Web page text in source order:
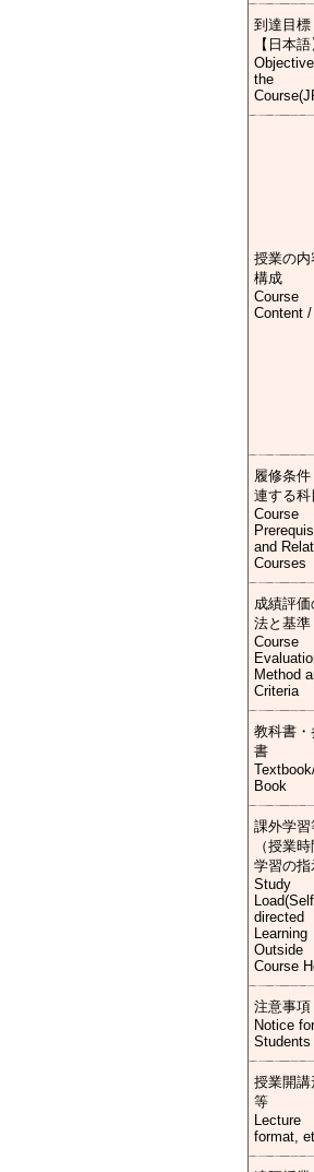
到達目
【日本語
the
授業の内
構成
Course
Content
履修条件
連する科
Course
and
Courses
成績評価
法と基準
Course
Method
Criteria
教科書・
書
Book
課外学習
（授業
学習の指
Study
directed
Learning
Outside
Course
注意事項
Notice for
Students
授業開講
等
Lecture
format,